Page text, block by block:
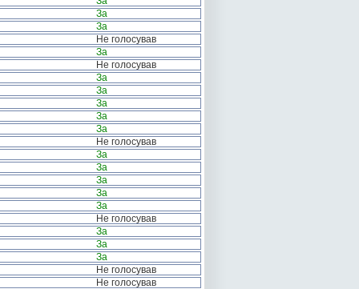
За
За
Не голосував
За
Не голосував
За
За
За
За
За
Не голосував
За
За
За
За
За
Не голосував
За
За
За
Не голосував
Не голосував